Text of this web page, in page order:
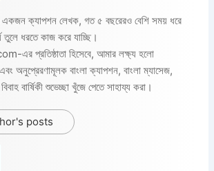
একজন ক্যাপশন লেখক, গত ৫ বছরেরও বেশি সময় ধরে
তুলে ধরতে কাজ করে যাচ্ছি।
এর প্রতিষ্ঠাতা হিসেবে, আমার লক্ষ্য হলো
অনুপ্রেরণামূলক বাংলা ক্যাপশন, বাংলা ম্যাসেজ,
বার্ষিকী শুভেচ্ছা খুঁজে পেতে সাহায্য করা।
posts